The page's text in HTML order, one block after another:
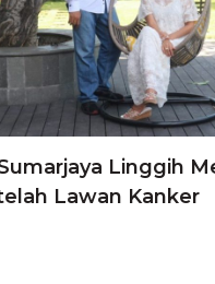
Linggih
Lawan Kanker